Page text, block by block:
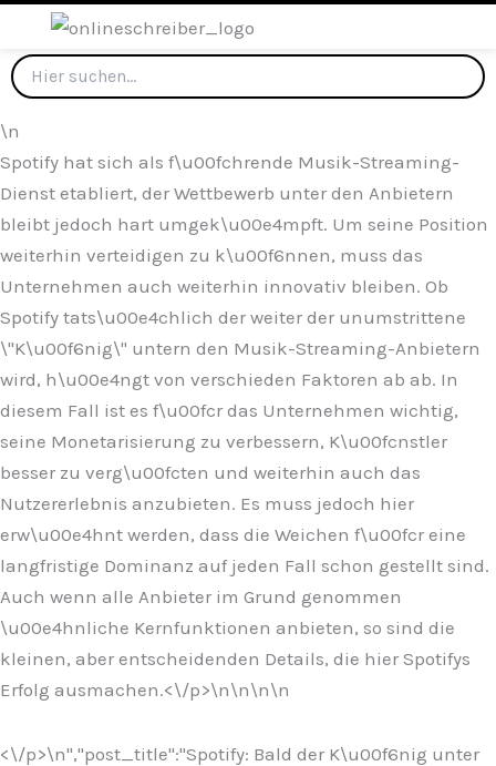
\n
Spotify hat sich als f\u00fchrende Musik-Streaming-
Dienst etabliert, der Wettbewerb unter den Anbietern
bleibt jedoch hart umgek\u00e4mpft. Um seine Position
weiterhin verteidigen zu k\u00f6nnen, muss das
Unternehmen auch weiterhin innovativ bleiben. Ob
Spotify tats\u00e4chlich der weiter der unumstrittene
\"K\u00f6nig\" untern den Musik-Streaming-Anbietern
wird, h\u00e4ngt von verschieden Faktoren ab ab. In
diesem Fall ist es f\u00fcr das Unternehmen wichtig,
seine Monetarisierung zu verbessern, K\u00fcnstler
besser zu verg\u00fcten und weiterhin auch das
Nutzererlebnis anzubieten. Es muss jedoch hier
erw\u00e4hnt werden, dass die Weichen f\u00fcr eine
langfristige Dominanz auf jeden Fall schon gestellt sind.
Auch wenn alle Anbieter im Grund genommen
\u00e4hnliche Kernfunktionen anbieten, so sind die
kleinen, aber entscheidenden Details, die hier Spotifys
Erfolg ausmachen.<\/p>\n\n\n\n
<\/p>\n","post_title":"Spotify: Bald der K\u00f6nig unter